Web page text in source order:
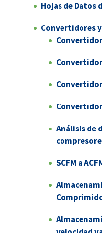
Hojas de Datos
Convertidores
Análisis de
SCFM a